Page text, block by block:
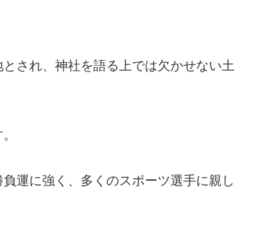
され、神社を語る上では欠かせない土
運に強く、多くのスポーツ選手に親し